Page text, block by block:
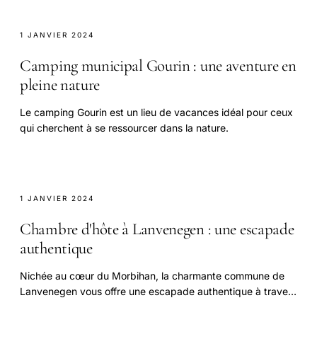
1 JANVIER 2024
Camping municipal Gourin : une aventure en
pleine nature
Le camping Gourin est un lieu de vacances idéal pour ceux
qui cherchent à se ressourcer dans la nature.
1 JANVIER 2024
Chambre d'hôte à Lanvenegen : une escapade
authentique
Nichée au cœur du Morbihan, la charmante commune de
Lanvenegen vous offre une escapade authentique à travers